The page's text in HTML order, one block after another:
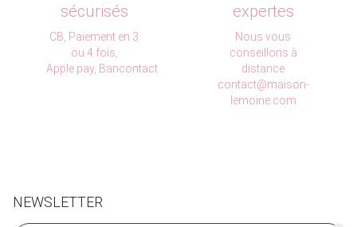
sécurisés
CB, Paiement en 3
ou 4 fois,
Apple pay, Bancontact
expertes
Nous vous
conseillons à
distance
contact@maison-
lemoine.com
NEWSLETTER